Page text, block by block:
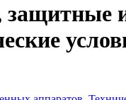
защитные